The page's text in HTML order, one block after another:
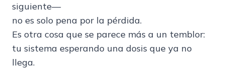
siguiente—
no es solo pena por la pérdida.
Es otra cosa que se parece más a un temblor:
tu sistema esperando una dosis que ya no
llega.